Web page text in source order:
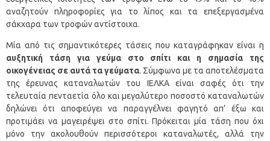
αναζητούν πληροφορίες για το λίπος και τα επεξεργασμένα
σάκχαρα των τροφών αντίστοιχα.
Μία από τις σημαντικότερες τάσεις που καταγράφηκαν είναι η
αυξητική τάση για γεύμα στο σπίτι και η σημασία της
οικογένειας σε αυτά τα γεύματα. Σύμφωνα με τα αποτελέσματα
της έρευνας καταναλωτών του ΙΕΛΚΑ είναι σαφές ότι την
τελευταία πενταετία όλο και μεγαλύτερο ποσοστό καταναλωτών
δηλώνει ότι αποφεύγει να παραγγέλνει φαγητό απ’ έξω και
προτιμάει να μαγειρέψει στο σπίτι. Πρόκειται μία τάση που όχι
μόνο την ακολουθούν περισσότεροι καταναλωτές, αλλά την